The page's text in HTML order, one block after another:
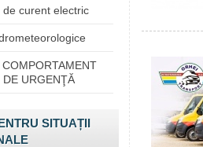
de curent electric
URGENŢĂ
SITUAȚII